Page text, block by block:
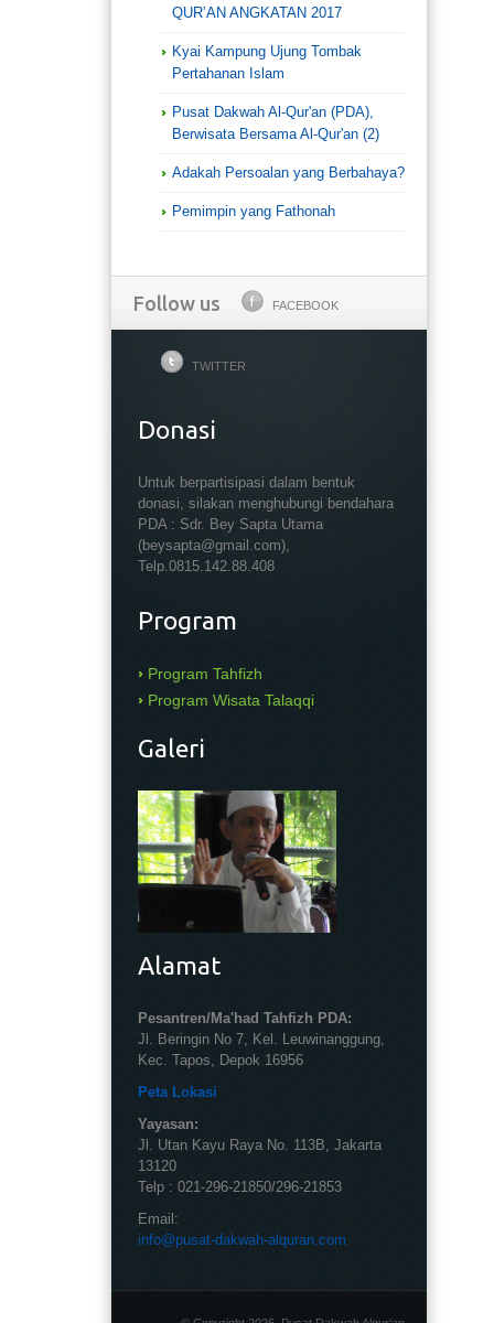
QUR’AN ANGKATAN 2017
Kyai Kampung Ujung Tombak
Pertahanan Islam
Pusat Dakwah Al-Qur'an (PDA),
Berwisata Bersama Al-Qur'an (2)
Adakah Persoalan yang Berbahaya?
Pemimpin yang Fathonah
Follow us FACEBOOK
TWITTER
Donasi
Untuk berpartisipasi dalam bentuk
donasi, silakan menghubungi bendahara
PDA : Sdr. Bey Sapta Utama
(beysapta@gmail.com),
Telp.0815.142.88.408
Program
Program Tahfizh
Program Wisata Talaqqi
Galeri
Alamat
Pesantren/Ma'had Tahfizh PDA:
Jl. Beringin No 7, Kel. Leuwinanggung,
Kec. Tapos, Depok 16956
Peta Lokasi
Yayasan:
Jl. Utan Kayu Raya No. 113B, Jakarta
13120
Telp : 021-296-21850/296-21853
Email:
info@pusat-dakwah-alquran.com